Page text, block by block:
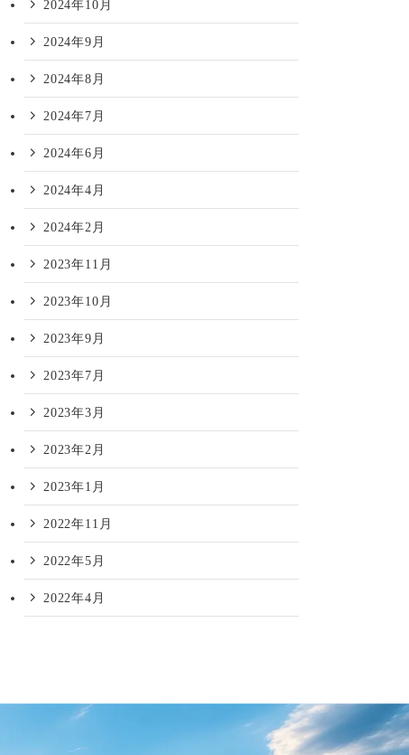
2024年10月
2024年9月
2024年8月
2024年7月
2024年6月
2024年4月
2024年2月
2023年11月
2023年10月
2023年9月
2023年7月
2023年3月
2023年2月
2023年1月
2022年11月
2022年5月
2022年4月